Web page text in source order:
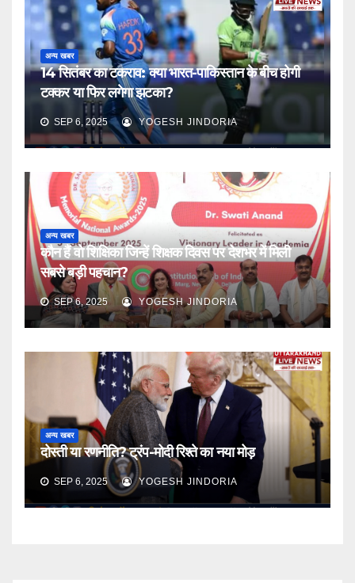
अन्य खबर
14 सितंबर का टकराव: क्या भारत-पाकिस्तान के बीच होगी
टक्कर या फिर लगेगा झटका?
SEP 6, 2025 YOGESH JINDORIA
अन्य खबर
कौन हैं वो शिक्षिका जिन्हें शिक्षक दिवस पर देशभर में मिली
सबसे बड़ी पहचान?
SEP 6, 2025 YOGESH JINDORIA
अन्य खबर
दोस्ती या रणनीति? ट्रंप-मोदी रिश्ते का नया मोड़
SEP 6, 2025 YOGESH JINDORIA